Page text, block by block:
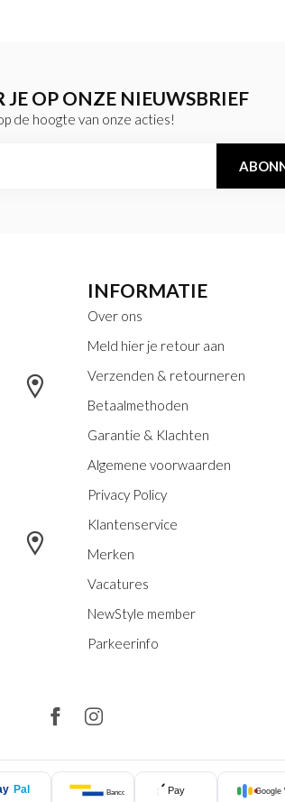
JE OP ONZE NIEUWSBRIEF
de hoogte van onze acties!
INFORMATIE
Over ons
Meld hier je retour aan
Verzenden & retourneren
Betaalmethoden
Garantie & Klachten
Algemene voorwaarden
Privacy Policy
Klantenservice
Merken
Vacatures
NewStyle member
Parkeerinfo
Pal Bancontact Pay Google